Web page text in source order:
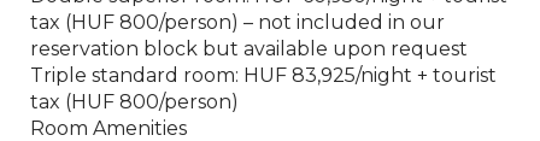
tax (HUF 800/person) – not included in our
reservation block but available upon request
Triple standard room: HUF 83,925/night + tourist
tax (HUF 800/person)
Room Amenities